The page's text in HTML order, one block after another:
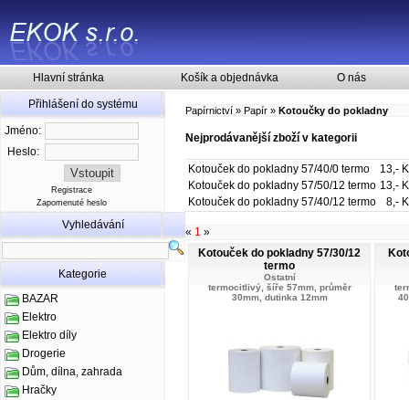
Hlavní stránka Košík a objednávka O nás
Přihlášení do systému
Jméno:
Heslo:
Registrace
Zapomenuté heslo
Vyhledávání
Kategorie
BAZAR
Elektro
Elektro díly
Drogerie
Dům, dílna, zahrada
Hračky
Papírnictví » Papír » Kotoučky do pokladny
Nejprodávanější zboží v kategorii
Kotouček do pokladny 57/40/0 termo
13,-
Kotouček do pokladny 57/50/12 termo 13,-
Kotouček do pokladny 57/40/12 termo
8,-
« 1 »
Kotouček do pokladny 57/30/12
termo
Ostatní
termocitlivý, šíře 57mm, průměr
30mm, dutinka 12mm